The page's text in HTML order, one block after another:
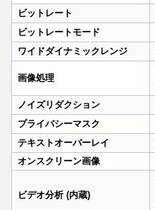
ビットレート
ビットレートモード
ワイドダイナミックレンジ
画像処理
ノイズリダクション
プライバシーマスク
テキストオーバーレイ
オンスクリーン画像
ビデオ分析 (内蔵)